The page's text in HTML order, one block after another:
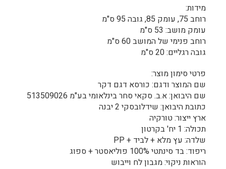
מידות:
רוחב 75, עומק 85, גובה 95 ס"מ
עומק מושב: 53 ס"מ
רוחב פנימי של המושב 60 ס"מ
גובה רגליים: 20 ס"מ
פרטי סימון מוצר:
שם המוצר ודגם: כורסא דגם דקר
שם היבואן: א.ב. סקאי סחר בינלאומי בע"מ 513509026
כתובת היבואן: שידלובסקי 2 יבנה
ארץ ייצור: טורקיה
תכולה: 1 יח' בקרטון
שלדה: עץ מלא + לביד + PP
ריפוד: בד סינתטי 100% פוליאסטר + ספוג
הוראות ניקוי: מגבון לח וייבוש